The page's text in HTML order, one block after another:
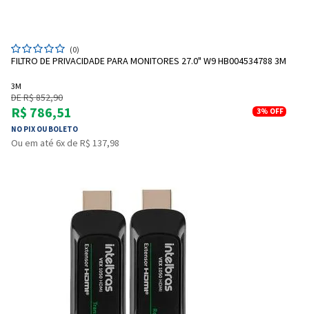
(0)
FILTRO DE PRIVACIDADE PARA MONITORES 27.0" W9 HB004534788 3M
3M
DE R$ 852,90
R$ 786,51
NO PIX OU BOLETO
3% OFF
Ou em até 6x de R$ 137,98